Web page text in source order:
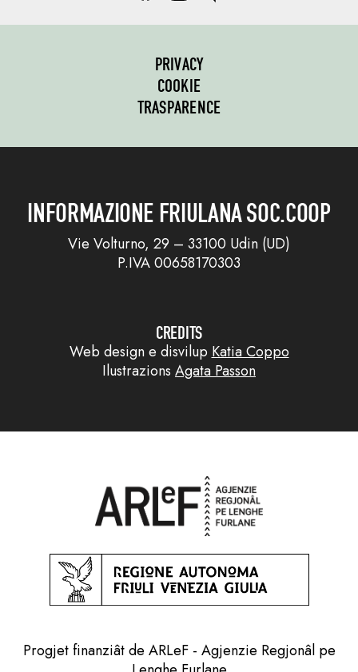
PRIVACY
COOKIE
TRASPARENCE
INFORMAZIONE FRIULANA SOC.COOP
Vie Volturno, 29 – 33100 Udin (UD)
P.IVA 00658170303
CREDITS
Web design e disvilup Katia Coppo
Ilustrazions Agata Passon
Progjet finanziât de ARLeF - Agjenzie Regjonâl pe